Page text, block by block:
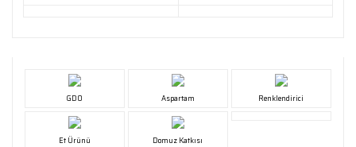
GDO Aspartam Renklendirici
Et Ürünü Domuz Katkısı